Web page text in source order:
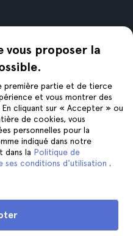
vous proposer la
première partie et de tierce
et vous montrer des
cliquant sur « Accepter » ou
de cookies, vous
personnelles pour la
indiqué dans notre
dans la Politique de
ses conditions d'utilisation .
York